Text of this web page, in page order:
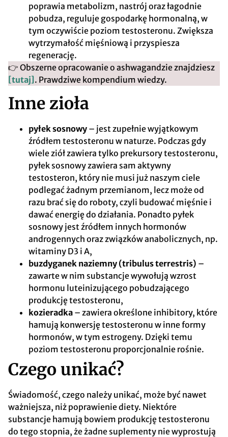
poprawia metabolizm, nastrój oraz łagodnie
pobudza, reguluje gospodarkę hormonalną, w
tym oczywiście poziom testosteronu. Zwiększa
wytrzymałość mięśniową i przyspiesza
regenerację.
👉 Obszerne opracowanie o ashwagandzie znajdziesz
[tutaj] . Prawdziwe kompendium wiedzy.
Inne zioła
pyłek sosnowy – jest zupełnie wyjątkowym
źródłem testosteronu w naturze. Podczas gdy
wiele ziół zawiera tylko prekursory testosteronu,
pyłek sosnowy zawiera sam aktywny
testosteron, który nie musi już naszym ciele
podlegać żadnym przemianom, lecz może od
razu brać się do roboty, czyli budować mięśnie i
dawać energię do działania. Ponadto pyłek
sosnowy jest źródłem innych hormonów
androgennych oraz związków anabolicznych, np.
witaminy D3 i A,
buzdyganek naziemny (tribulus terrestris) –
zawarte w nim substancje wywołują wzrost
hormonu luteinizującego pobudzającego
produkcję testosteronu,
kozieradka – zawiera określone inhibitory, które
hamują konwersję testosteronu w inne formy
hormonów, w tym estrogeny. Dzięki temu
poziom testosteronu proporcjonalnie rośnie.
Czego unikać?
Świadomość, czego należy unikać, może być nawet
ważniejsza, niż poprawienie diety. Niektóre
substancje hamują bowiem produkcję testosteronu
do tego stopnia, że żadne suplementy nie wyprostują